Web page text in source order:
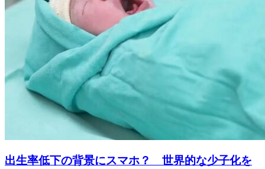
出生率低下の背景にスマホ？ 世界的な少子化を